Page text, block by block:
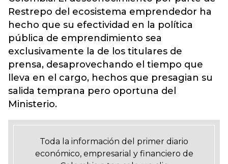
Restrepo del ecosistema emprendedor ha
hecho que su efectividad en la política
pública de emprendimiento sea
exclusivamente la de los titulares de
prensa, desaprovechando el tiempo que
lleva en el cargo, hechos que presagian su
salida temprana pero oportuna del
Ministerio.
Toda la información del primer diario
económico, empresarial y financiero de